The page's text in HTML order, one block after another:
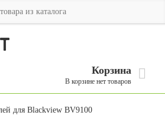
Корзина
В корзине нет товаров
для Blackview BV9100